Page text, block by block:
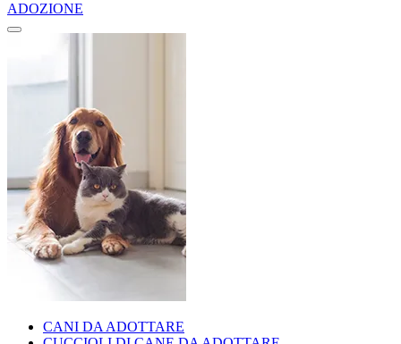
ADOZIONE
CANI DA ADOTTARE